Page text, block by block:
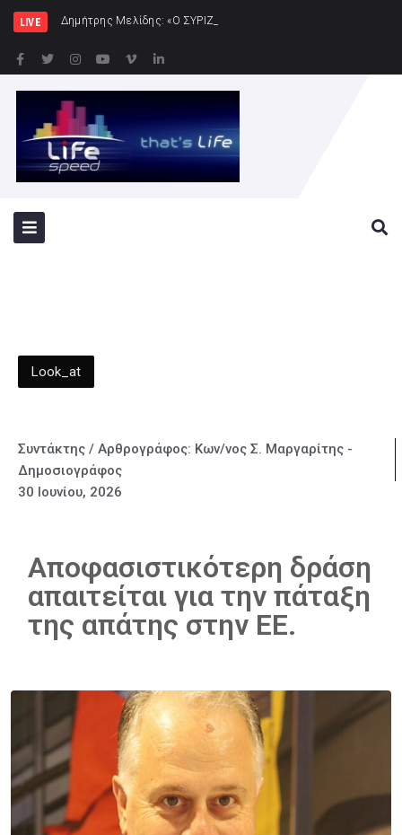
LIVE Δημήτρης Μελίδης: «Ο ΣΥΡΙΖΑ-ΠΣ είναι εδώ – πλήρης πολ
Look_at
Συντάκτης / Αρθρογράφος: Κων/νος Σ. Μαργαρίτης -
Δημοσιογράφος
30 Ιουνίου, 2026
Αποφασιστικότερη δράση
απαιτείται για την πάταξη
της απάτης στην ΕΕ.